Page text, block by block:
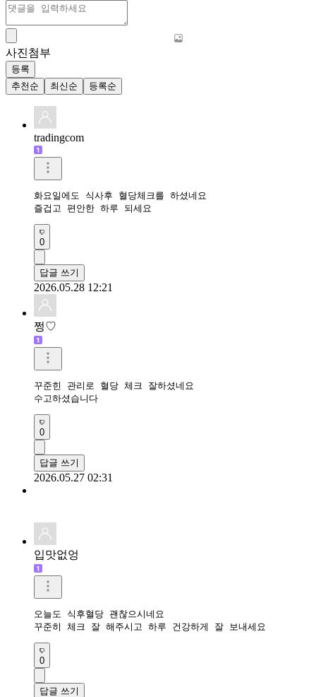
사진첨부
등록
추천순
최신순 등록순
tradingcom
화요일에도 식사후 혈당체크를 하셨네요
즐겁고 편안한 하루 되세요
0
답글 쓰기
2026.05.28 12:21
쩡♡
꾸준힌 관리로 혈당 체크 잘하셨네요
수고하셨습니다
0
답글 쓰기
2026.05.27 02:31
입맛없엉
오늘도 식후혈당 괜찮으시네요
꾸준히 체크 잘 해주시고 하루 건강하게 잘 보내세요
0
답글 쓰기